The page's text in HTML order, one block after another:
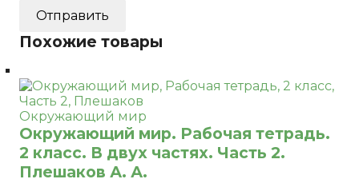
Похожие товары
Окружающий мир
Окружающий мир. Рабочая тетрадь.
2 класс. В двух частях. Часть 2.
Плешаков А. А.